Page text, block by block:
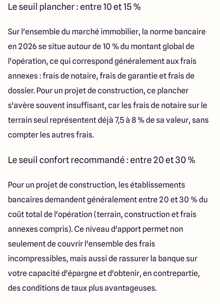
Le seuil plancher : entre 10 et 15 %
Sur l'ensemble du marché immobilier, la norme bancaire
en 2026 se situe autour de 10 % du montant global de
l'opération, ce qui correspond généralement aux frais
annexes : frais de notaire, frais de garantie et frais de
dossier. Pour un projet de construction, ce plancher
s'avère souvent insuffisant, car les frais de notaire sur le
terrain seul représentent déjà 7,5 à 8 % de sa valeur, sans
compter les autres frais.
Le seuil confort recommandé : entre 20 et 30 %
Pour un projet de construction, les établissements
bancaires demandent généralement entre 20 et 30 % du
coût total de l'opération (terrain, construction et frais
annexes compris). Ce niveau d'apport permet non
seulement de couvrir l'ensemble des frais
incompressibles, mais aussi de rassurer la banque sur
votre capacité d'épargne et d'obtenir, en contrepartie,
des conditions de taux plus avantageuses.